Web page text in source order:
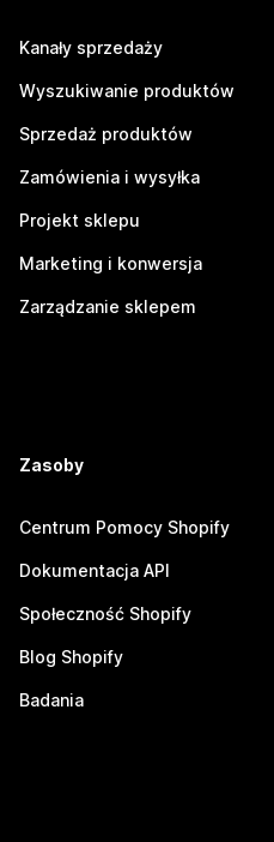
Kanały sprzedaży
Wyszukiwanie produktów
Sprzedaż produktów
Zamówienia i wysyłka
Projekt sklepu
Marketing i konwersja
Zarządzanie sklepem
Zasoby
Centrum Pomocy Shopify
Dokumentacja API
Społeczność Shopify
Blog Shopify
Badania